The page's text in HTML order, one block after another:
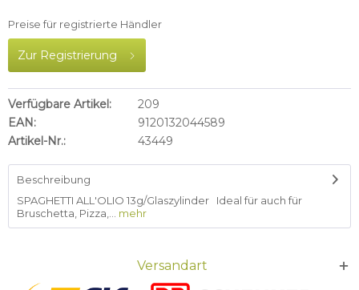
Preise für registrierte Händler
Zur Registrierung
Verfügbare Artikel:
209
EAN:
9120132044589
Artikel-Nr.:
43449
Beschreibung
SPAGHETTI ALL'OLIO 13g/Glaszylinder Ideal für auch für
Bruschetta, Pizza,...
mehr
Versandart